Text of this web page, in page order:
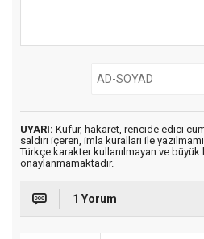
UYARI: Küfür, hakaret, rencide edici
saldırı içeren, imla kuralları ile
Türkçe karakter kullanılmayan ve büyük
onaylanmamaktadır.
1 Yorum